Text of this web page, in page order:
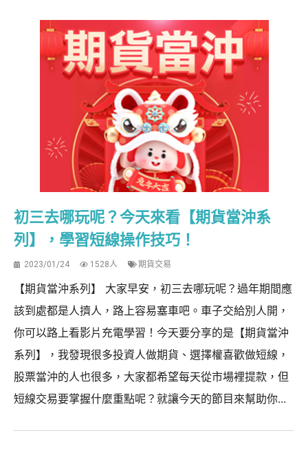
初三去哪玩呢？今天來看【期貨當沖系
列】，學習短線操作技巧！
2023/01/24 1528人 期貨交易
【期貨當沖系列】 大家早安，初三去哪玩呢？過年期間應
該到處都是人擠人，路上容易塞車吧。車子交給別人開，
你可以路上看影片充電學習！今天要分享的是【期貨當沖
系列】，我發現很多投資人做期貨、選擇權喜歡做短線，
股票當沖的人也很多，大家都希望每天從市場裡提款，但
短線交易要掌握什麼重點呢？就讓今天的節目來幫助你...